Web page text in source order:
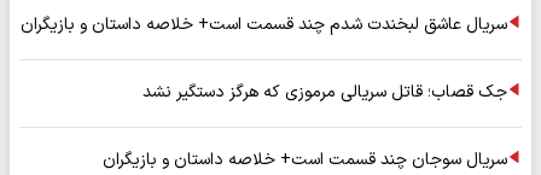
سریال عاشق لبخندت شدم چند قسمت است+ خلاصه داستان و بازیگران
جک قصاب؛ قاتل سریالی مرموزی که هرگز دستگیر نشد
سریال سوجان چند قسمت است+ خلاصه داستان و بازیگران